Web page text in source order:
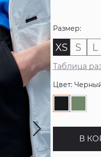
Размер:
XS S L
Таблица
Цвет:
В